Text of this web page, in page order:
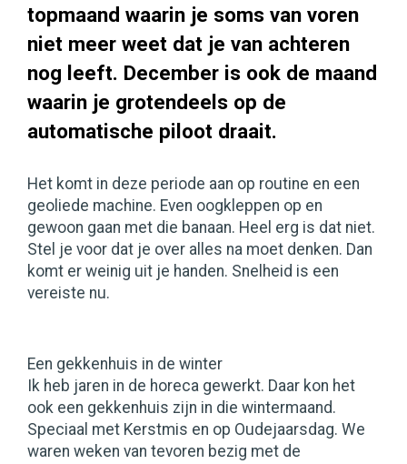
topmaand waarin je soms van voren
niet meer weet dat je van achteren
nog leeft. December is ook de maand
waarin je grotendeels op de
automatische piloot draait.
Het komt in deze periode aan op routine en een
geoliede machine. Even oogkleppen op en
gewoon gaan met die banaan. Heel erg is dat niet.
Stel je voor dat je over alles na moet denken. Dan
komt er weinig uit je handen. Snelheid is een
vereiste nu.
Een gekkenhuis in de winter
Ik heb jaren in de horeca gewerkt. Daar kon het
ook een gekkenhuis zijn in die wintermaand.
Speciaal met Kerstmis en op Oudejaarsdag. We
waren weken van tevoren bezig met de